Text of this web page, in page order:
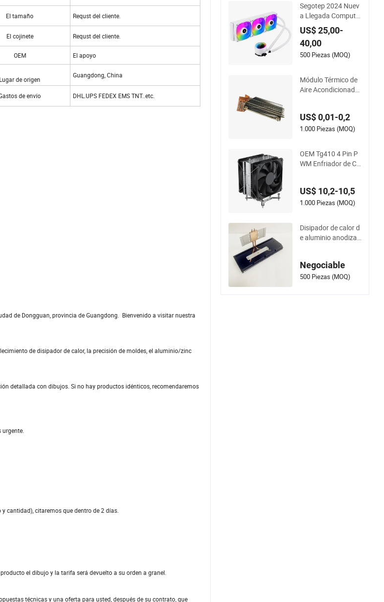
El tamaño Requst del cliente.
El cojinete Requst del cliente.
OEM El apoyo
Lugar de origen
Guangdong, China
de envío DHL.UPS FEDEX EMS TNT..etc.
de Dongguan, provincia de Guangdong. Bienvenido a visitar nuestra
de disipador de calor, la precisión de moldes, el aluminio/zinc
detallada con dibujos. Si no hay productos idénticos, recomendaremos
urgente.
cantidad), citaremos que dentro de 2 días.
el dibujo y la tarifa será devuelto a su orden a granel.
técnicas y una oferta para usted, después de su contrato, que
Segotep 2024 Nuev
a Llegada Computa
dora PC Gaming A
MD Intel Argb 360 E
nfriamiento por Agu
a Líquido Cooler
US$ 25,00-
40,00
500 Piezas (MOQ)
Módulo Térmico de
Aire Acondicionado
US$ 0,01-0,2
1.000 Piezas (MOQ)
OEM Tg410 4 Pin P
WM Enfriador de CP
de Calor de CPU 18
0W 4 Unidades de 6
adura
US$ 10,2-10,5
1.000 Piezas (MOQ)
Disipador de calor d
e aluminio anodizad
ento electrónico
Negociable
500 Piezas (MOQ)